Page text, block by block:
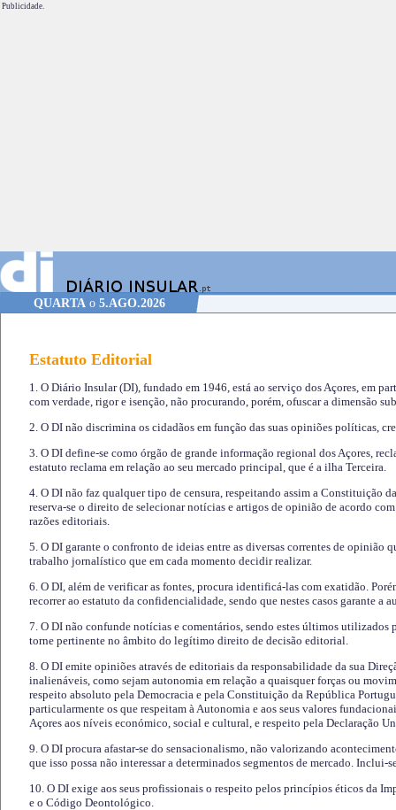
Publicidade.
QUARTA o 5.AGO.2026
Estatuto Editorial
1. O Diário Insular (DI), fundado em 1946, está ao serviço dos Açores, em
com verdade, rigor e isenção, não procurando, porém, ofuscar a dimensão
2. O DI não discrimina os cidadãos em função das suas opiniões políticas,
3. O DI define-se como órgão de grande informação regional dos Açores,
estatuto reclama em relação ao seu mercado principal, que é a ilha Terceira.
4. O DI não faz qualquer tipo de censura, respeitando assim a Constituição
reserva-se o direito de selecionar notícias e artigos de opinião de acordo
razões editoriais.
5. O DI garante o confronto de ideias entre as diversas correntes de opinião
trabalho jornalístico que em cada momento decidir realizar.
6. O DI, além de verificar as fontes, procura identificá-las com exatidão.
recorrer ao estatuto da confidencialidade, sendo que nestes casos garante a
7. O DI não confunde notícias e comentários, sendo estes últimos utilizados
torne pertinente no âmbito do legítimo direito de decisão editorial.
8. O DI emite opiniões através de editoriais da responsabilidade da sua
inalienáveis, como sejam autonomia em relação a quaisquer forças ou
respeito absoluto pela Democracia e pela Constituição da República
particularmente os que respeitam à Autonomia e aos seus valores
Açores aos níveis económico, social e cultural, e respeito pela Declaração
9. O DI procura afastar-se do sensacionalismo, não valorizando
que isso possa não interessar a determinados segmentos de mercado.
10. O DI exige aos seus profissionais o respeito pelos princípios éticos da
e o Código Deontológico.